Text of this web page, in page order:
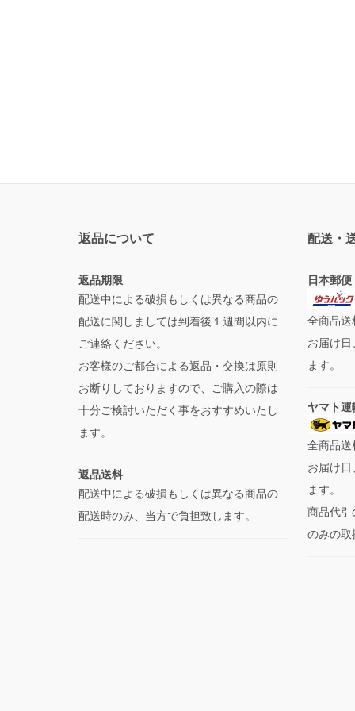
返品について
返品期限
配送中による破損もしくは異なる商品の
配送に関しましては到着後１週間以内に
ご連絡ください。
お客様のご都合による返品・交換は原則
お断りしておりますので、ご購入の際は
十分ご検討いただく事をおすすめいたし
ます。
返品送料
配送中による破損もしくは異なる商品の
配送時のみ、当方で負担致します。
配送・
日本郵
全商品送
お届け
ます。
ヤマト
全商品送
お届け
ます。
商品代引
のみの